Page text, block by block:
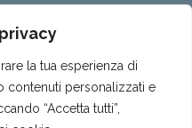
la tua esperienza di
contenuti personalizzati e
“Accetta tutti”,
• REA: SA- 288797 •